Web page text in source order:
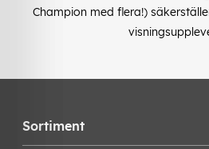
Champion med flera!)
Sortiment